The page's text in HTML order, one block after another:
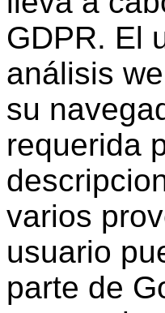
GDPR. El
análisis
su
requerida
varios
usuario
parte de